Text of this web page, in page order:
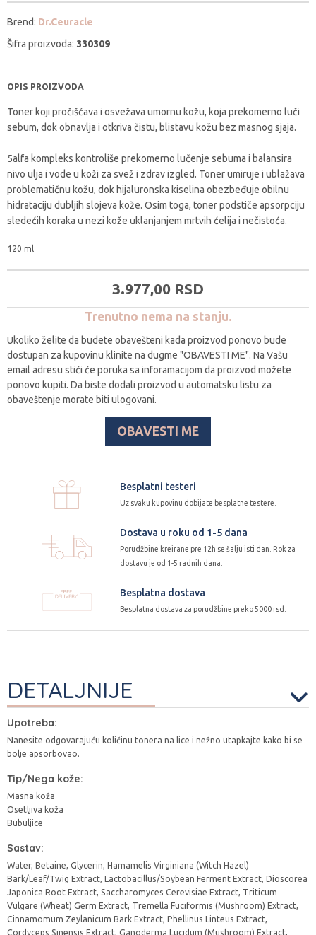
Brend: Dr.Ceuracle
Šifra proizvoda: 330309
OPIS PROIZVODA
Toner koji pročišćava i osvežava umornu kožu, koja prekomerno luči
sebum, dok obnavlja i otkriva čistu, blistavu kožu bez masnog sjaja.
5alfa kompleks kontroliše prekomerno lučenje sebuma i balansira
nivo ulja i vode u koži za svež i zdrav izgled. Toner umiruje i ublažava
problematičnu kožu, dok hijaluronska kiselina obezbeđuje obilnu
hidrataciju dubljih slojeva kože. Osim toga, toner podstiče apsorpciju
sledećih koraka u nezi kože uklanjanjem mrtvih ćelija i nečistoća.
120 ml
3.977,00 RSD
Trenutno nema na stanju.
Ukoliko želite da budete obavešteni kada proizvod ponovo bude
dostupan za kupovinu klinite na dugme "OBAVESTI ME". Na Vašu
email adresu stići će poruka sa inforamacijom da proizvod možete
ponovo kupiti. Da biste dodali proizvod u automatsku listu za
obaveštenje morate biti ulogovani.
OBAVESTI ME
Besplatni testeri
Uz svaku kupovinu dobijate besplatne testere.
Dostava u roku od 1-5 dana
Porudžbine kreirane pre 12h se šalju isti dan. Rok za
dostavu je od 1-5 radnih dana.
Besplatna dostava
Besplatna dostava za porudžbine preko 5000 rsd.
DETALJNIJE
Upotreba:
Nanesite odgovarajuću količinu tonera na lice i nežno utapkajte kako bi se
bolje apsorbovao.
Tip/Nega kože:
Masna koža
Osetljiva koža
Bubuljice
Sastav:
Water, Betaine, Glycerin, Hamamelis Virginiana (Witch Hazel)
Bark/Leaf/Twig Extract, Lactobacillus/Soybean Ferment Extract, Dioscorea
Japonica Root Extract, Saccharomyces Cerevisiae Extract, Triticum
Vulgare (Wheat) Germ Extract, Tremella Fuciformis (Mushroom) Extract,
Cinnamomum Zeylanicum Bark Extract, Phellinus Linteus Extract,
Cordyceps Sinensis Extract, Ganoderma Lucidum (Mushroom) Extract,